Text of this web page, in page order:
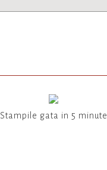
Stampile gata in 5 minute